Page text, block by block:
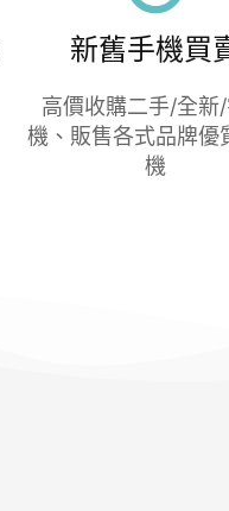
新舊手機買
高價收購二手/全新
機、販售各式品牌優
機